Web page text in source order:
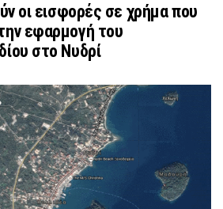
οι εισφορές σε χρήμα που
εφαρμογή του
στο Νυδρί